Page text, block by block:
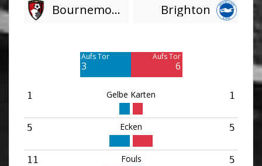
Bournemouth Brighton
Aufs Tor
3
Aufs Tor
6
1 Gelbe Karten 1
5 Ecken 5
11 Fouls 5